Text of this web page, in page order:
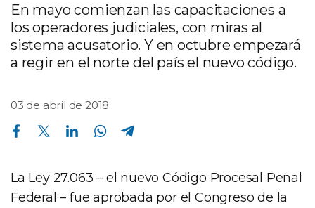
En mayo comienzan las capacitaciones a
los operadores judiciales, con miras al
sistema acusatorio. Y en octubre empezará
a regir en el norte del país el nuevo código.
03 de abril de 2018
Compartir en Facebook Compartir en Twitter Compartir en Linkedin Compartir en Whatsapp
La Ley 27.063 – el nuevo Código Procesal Penal
Federal – fue aprobada por el Congreso de la